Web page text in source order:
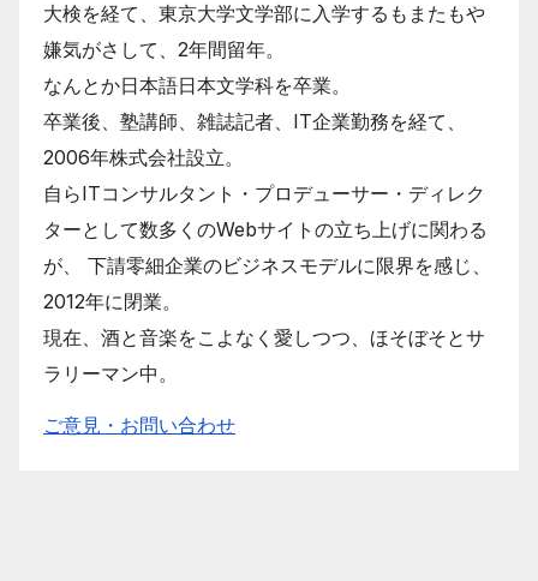
大検を経て、東京大学文学部に入学するもまたもや
嫌気がさして、2年間留年。
なんとか日本語日本文学科を卒業。
卒業後、塾講師、雑誌記者、IT企業勤務を経て、
2006年株式会社設立。
自らITコンサルタント・プロデューサー・ディレク
ターとして数多くのWebサイトの立ち上げに関わる
が、 下請零細企業のビジネスモデルに限界を感じ、
2012年に閉業。
現在、酒と音楽をこよなく愛しつつ、ほそぼそとサ
ラリーマン中。
ご意見・お問い合わせ